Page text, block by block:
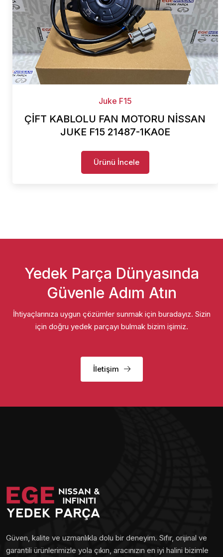
Juke F15
ÇİFT KABLOLU FAN MOTORU NİSSAN
JUKE F15 21487-1KA0E
Ürünü İncele
Yedek Parça Dünyasında
Güvenle Adım Atın
İhtiyaçlarınıza uygun çözümler sunmak için buradayız. Sizin
için doğru yedek parçayı bulmak bizim işimiz.
İletişim
Güven, kalite ve uzmanlıkla dolu bir deneyim. Sıfır, orijinal ve
garantili ürünlerimizle yola çıkın, aracınızın en iyi halini bizimle